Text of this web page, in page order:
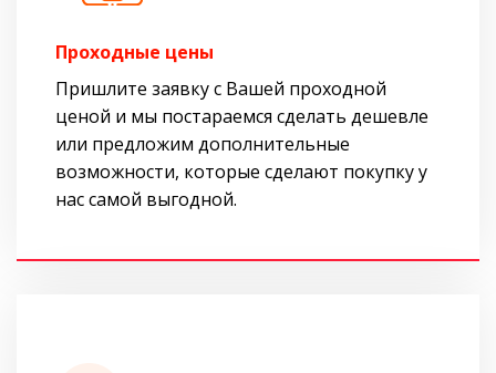
Проходные цены
Пришлите заявку с Вашей проходной
ценой и мы постараемся сделать дешевле
или предложим дополнительные
возможности, которые сделают покупку у
нас самой выгодной.